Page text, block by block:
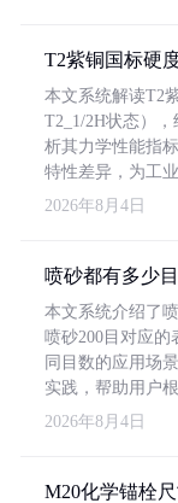
T2紫铜国标硬
本文系统解读T2
T2_1/2H状态）
析其力学性能指
特性差异，为工
2026年8月4日
喷砂都有多少目
本文系统介绍了
喷砂200目对应的
同目数的应用场
实践，帮助用户
2026年8月4日
M20化学锚栓